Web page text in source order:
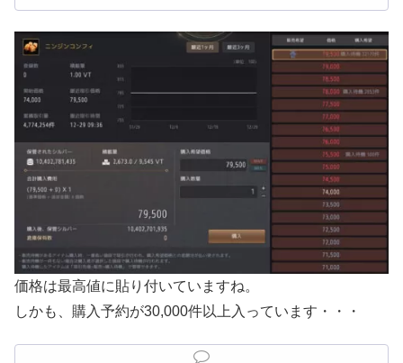
価格は最高値に貼り付いていますね。
しかも、購入予約が30,000件以上入っています・・・